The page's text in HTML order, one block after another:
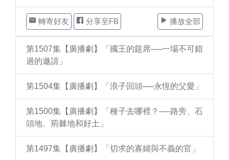
轉寄好友 分享至FB 播放全部
第1507集【廣播劇】「國王的筵席──一場不可錯
過的邀請」
第1504集【廣播劇】「浪子回頭──永恆的父愛」
第1500集【廣播劇】「種子去哪裡？──路旁、石
頭地、荊棘地和好土」
第1497集【廣播劇】「切求的寡婦與不義的官」